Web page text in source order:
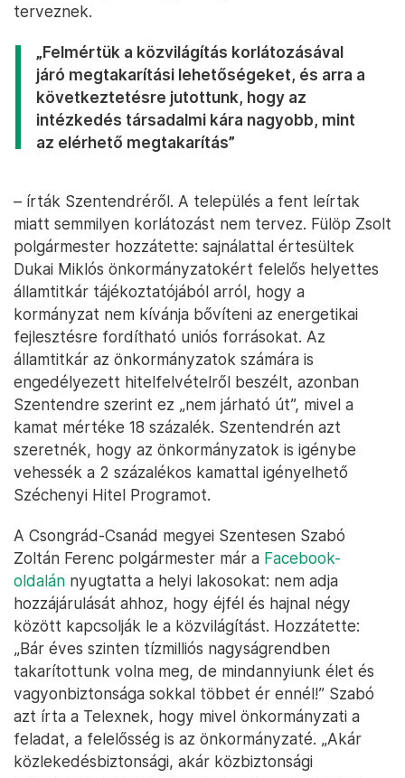
terveznek.
„Felmértük a közvilágítás korlátozásával
járó megtakarítási lehetőségeket, és arra a
következtetésre jutottunk, hogy az
intézkedés társadalmi kára nagyobb, mint
az elérhető megtakarítás”
– írták Szentendréről. A település a fent leírtak
miatt semmilyen korlátozást nem tervez. Fülöp Zsolt
polgármester hozzátette: sajnálattal értesültek
Dukai Miklós önkormányzatokért felelős helyettes
államtitkár tájékoztatójából arról, hogy a
kormányzat nem kívánja bővíteni az energetikai
fejlesztésre fordítható uniós forrásokat. Az
államtitkár az önkormányzatok számára is
engedélyezett hitelfelvételről beszélt, azonban
Szentendre szerint ez „nem járható út”, mivel a
kamat mértéke 18 százalék. Szentendrén azt
szeretnék, hogy az önkormányzatok is igénybe
vehessék a 2 százalékos kamattal igényelhető
Széchenyi Hitel Programot.
A Csongrád-Csanád megyei Szentesen Szabó
Zoltán Ferenc polgármester már a Facebook-
oldalán nyugtatta a helyi lakosokat: nem adja
hozzájárulását ahhoz, hogy éjfél és hajnal négy
között kapcsolják le a közvilágítást. Hozzátette:
„Bár éves szinten tízmilliós nagyságrendben
takarítottunk volna meg, de mindannyiunk élet és
vagyonbiztonsága sokkal többet ér ennél!” Szabó
azt írta a Telexnek, hogy mivel önkormányzati a
feladat, a felelősség is az önkormányzaté. „Akár
közlekedésbiztonsági, akár közbiztonsági